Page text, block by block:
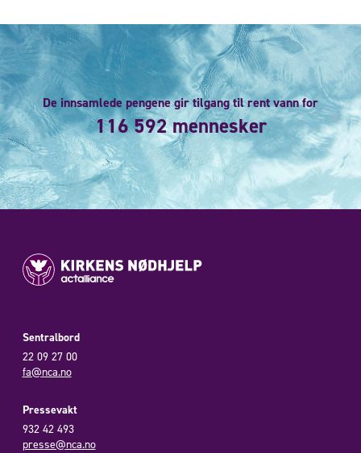
De innsamlede pengene gir tilgang til rent vann for
116 592 mennesker
Sentralbord
22 09 27 00
fa@nca.no
Pressevakt
932 42 493
presse@nca.no